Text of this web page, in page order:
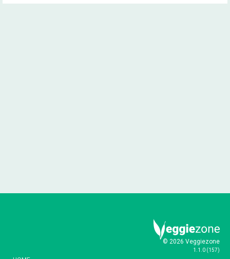
© 2026 Veggiezone
1.1.0 (157)